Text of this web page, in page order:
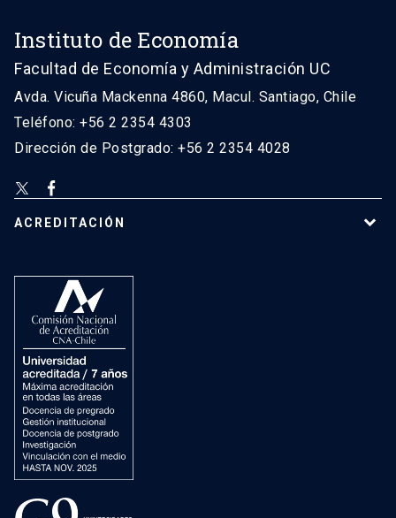
Instituto de Economía
Facultad de Economía y Administración UC
Avda. Vicuña Mackenna 4860, Macul. Santiago, Chile
Teléfono: +56 2 2354 4303
Dirección de Postgrado: +56 2 2354 4028
ACREDITACIÓN